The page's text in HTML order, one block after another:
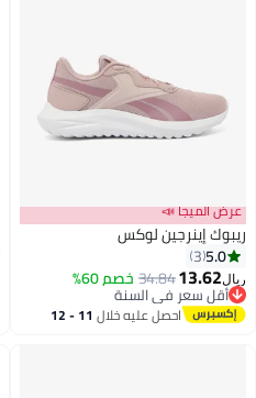
عرض الميجا 📣
ريبوك إينرجين لوكس
5.0
3
ريال13.62
34.84خصم 60%
أقل سعر في السنة
أقل سعر في السنة
احصل عليه خلال 11 - 12